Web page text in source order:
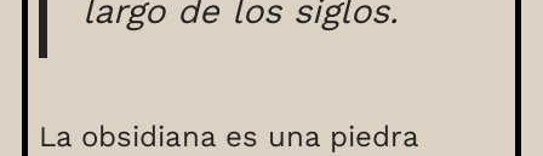
largo de los siglos.
La obsidiana es una piedra